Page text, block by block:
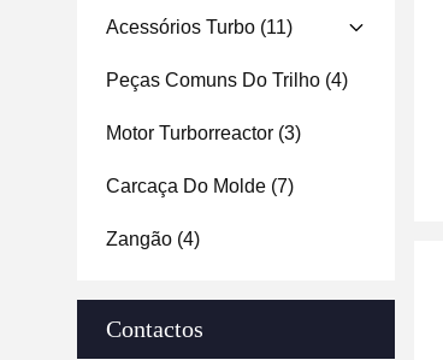
Acessórios Turbo (11)
Peças Comuns Do Trilho (4)
Motor Turborreactor (3)
Carcaça Do Molde (7)
Zangão (4)
Contactos